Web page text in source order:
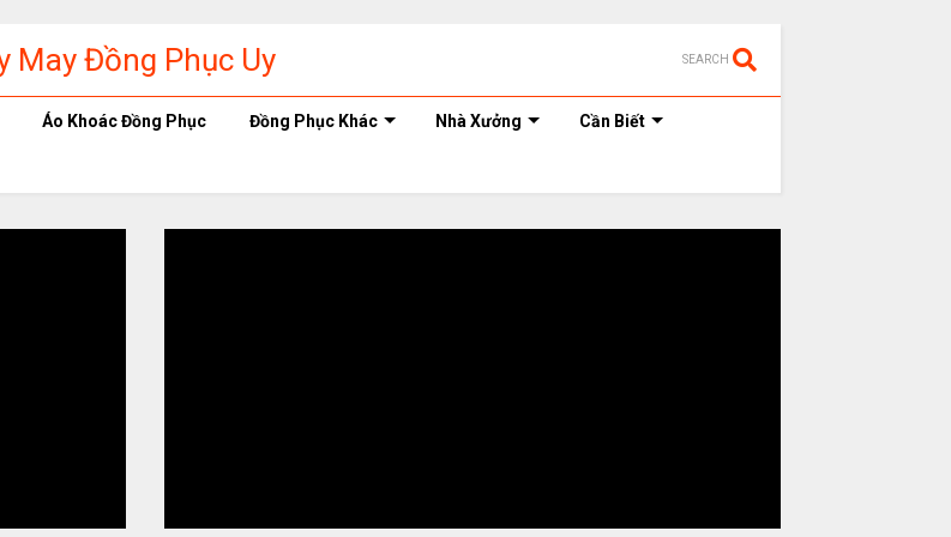
SEARCH
Áo Khoác Đồng Phục Đồng Phục Khác Nhà Xưởng Cần Biết